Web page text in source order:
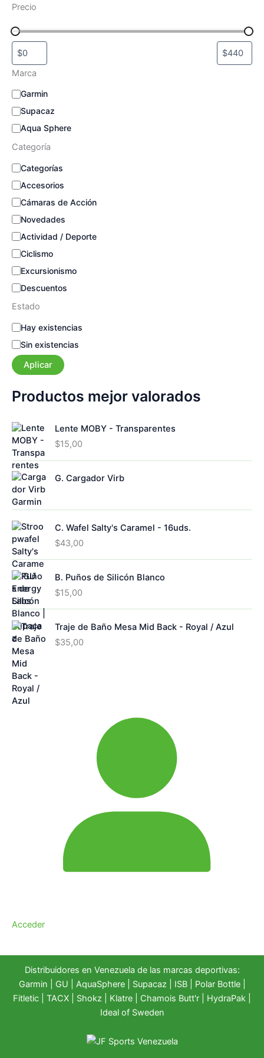
Precio
Marca
M
r
c
Garmin
Supacaz
Aqua Sphere
Categoría
C
t
e
g
o
r
í
a
Categorías
Accesorios
Cámaras de Acción
Novedades
Actividad / Deporte
Ciclismo
Excursionismo
Descuentos
Estado
E
t
a
d
Hay existencias
Sin existencias
Aplicar
Productos mejor valorados
Lente MOBY - Transparentes
$15,00
G. Cargador Virb
C. Wafel Salty's Caramel - 16uds.
$43,00
B. Puños de Silicón Blanco
$15,00
Traje de Baño Mesa Mid Back - Royal / Azul
$35,00
Acceder
Distribuidores en Venezuela de las marcas deportivas:
Garmin
GU AquaSphere| Supacaz | ISB | Polar Bottle|
Fitletic
TACX Shokz Klatre Chamois Butt'r HydraPak
Ideal of Sweden